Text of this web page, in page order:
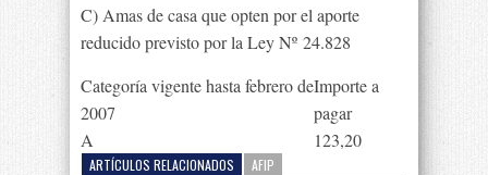
C) Amas de casa que opten por el aporte
reducido previsto por la Ley Nº 24.828
Categoría vigente hasta febrero de
2007
Importe a
pagar
A
123,20
ARTÍCULOS RELACIONADOS
AFIP